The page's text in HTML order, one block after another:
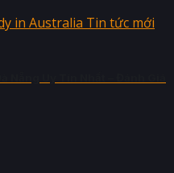
in Australia Tin tức mới